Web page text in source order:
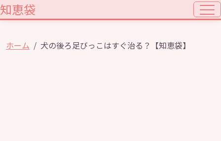
知恵袋
ホーム 犬の後ろ足びっこはすぐ治る？【知恵袋】